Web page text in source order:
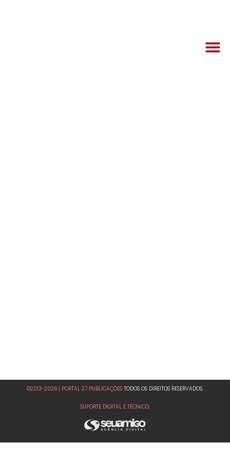
©2013-2026 | PORTAL 27 PUBLICAÇÕES TODOS OS DIREITOS RESERVADOS.
SUPORTE DIGITAL E TÉCNICO: